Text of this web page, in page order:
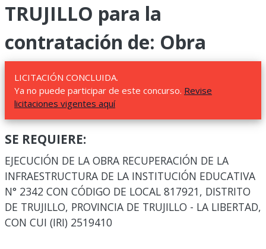
TRUJILLO para la
contratación de: Obra
LICITACIÓN CONCLUIDA.
Ya no puede participar de este concurso. Revise
licitaciones vigentes aquí
SE REQUIERE:
EJECUCIÓN DE LA OBRA RECUPERACIÓN DE LA
INFRAESTRUCTURA DE LA INSTITUCIÓN EDUCATIVA
N° 2342 CON CÓDIGO DE LOCAL 817921, DISTRITO
DE TRUJILLO, PROVINCIA DE TRUJILLO - LA LIBERTAD,
CON CUI (IRI) 2519410